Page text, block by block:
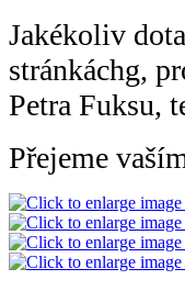
Jakékoliv
stránkáchg,
Petra Fuksu,
Přejeme